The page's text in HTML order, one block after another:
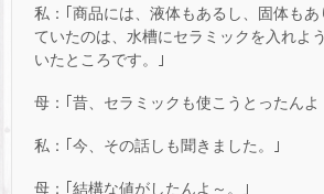
私：｢商品には、液体もあるし、固体も
ていたのは、水槽にセラミックを入れよ
いたところです。｣
母：｢昔、セラミックも使こうとったんよ
私：｢今、その話しも聞きました。｣
母：｢結構な値がしたんよ～。｣